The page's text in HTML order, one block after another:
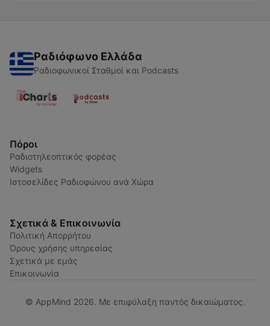
Ραδιόφωνο Ελλάδα
Ραδιοφωνικοί Σταθμοί και Podcasts
Πόροι
Ραδιοτηλεοπτικός φορέας
Widgets
Ιστοσελίδες Ραδιοφώνου ανά Χώρα
Σχετικά & Επικοινωνία
Πολιτική Απορρήτου
Όρους χρήσης υπηρεσίας
Σχετικά με εμάς
Επικοινωνία
© AppMind 2026. Με επιφύλαξη παντός δικαιώματος.